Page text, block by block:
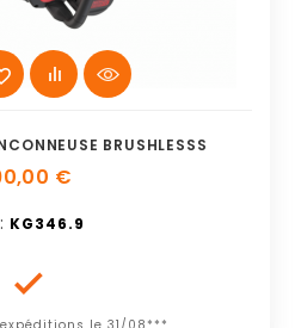
BRUSHLESSS
€
KG346.9
